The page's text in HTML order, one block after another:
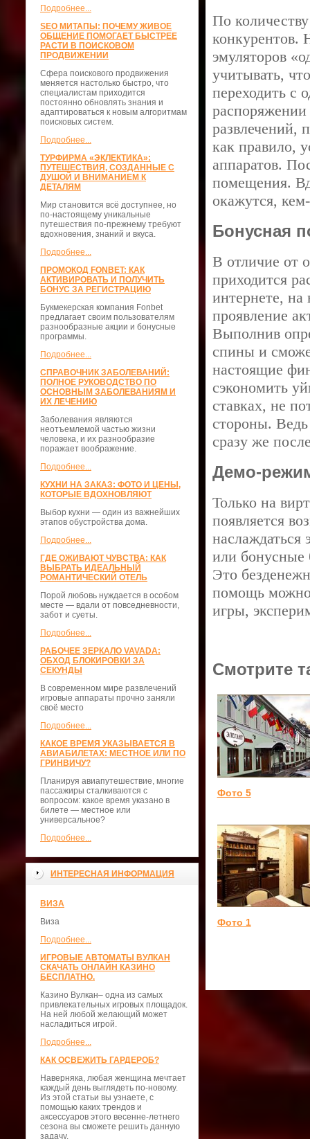
Подробнее...
SEO МИТАПЫ: ПОЧЕМУ ЖИВОЕ
ОБЩЕНИЕ ПОМОГАЕТ БЫСТРЕЕ
РАСТИ В ПОИСКОВОМ
ПРОДВИЖЕНИИ
Сфера поискового продвижения
меняется настолько быстро, что
специалистам приходится
постоянно обновлять знания и
адаптироваться к новым алгоритмам
поисковых систем.
Подробнее...
ТУРФИРМА «ЭКЛЕКТИКА»:
ПУТЕШЕСТВИЯ, СОЗДАННЫЕ С
ДУШОЙ И ВНИМАНИЕМ К
ДЕТАЛЯМ
Мир становится всё доступнее, но
по-настоящему уникальные
путешествия по-прежнему требуют
вдохновения, знаний и вкуса.
Подробнее...
ПРОМОКОД FONBET: КАК
АКТИВИРОВАТЬ И ПОЛУЧИТЬ
БОНУС ЗА РЕГИСТРАЦИЮ
Букмекерская компания Fonbet
предлагает своим пользователям
разнообразные акции и бонусные
программы.
Подробнее...
СПРАВОЧНИК ЗАБОЛЕВАНИЙ:
ПОЛНОЕ РУКОВОДСТВО ПО
ОСНОВНЫМ ЗАБОЛЕВАНИЯМ И
ИХ ЛЕЧЕНИЮ
Заболевания являются
неотъемлемой частью жизни
человека, и их разнообразие
поражает воображение.
Подробнее...
КУХНИ НА ЗАКАЗ: ФОТО И ЦЕНЫ,
КОТОРЫЕ ВДОХНОВЛЯЮТ
Выбор кухни — один из важнейших
этапов обустройства дома.
Подробнее...
ГДЕ ОЖИВАЮТ ЧУВСТВА: КАК
ВЫБРАТЬ ИДЕАЛЬНЫЙ
РОМАНТИЧЕСКИЙ ОТЕЛЬ
Порой любовь нуждается в особом
месте — вдали от повседневности,
забот и суеты.
Подробнее...
РАБОЧЕЕ ЗЕРКАЛО VAVADA:
ОБХОД БЛОКИРОВКИ ЗА
СЕКУНДЫ
В современном мире развлечений
игровые аппараты прочно заняли
своё место
Подробнее...
КАКОЕ ВРЕМЯ УКАЗЫВАЕТСЯ В
АВИАБИЛЕТАХ: МЕСТНОЕ ИЛИ ПО
ГРИНВИЧУ?
Планируя авиапутешествие, многие
пассажиры сталкиваются с
вопросом: какое время указано в
билете — местное или
универсальное?
Подробнее...
ИНТЕРЕСНАЯ ИНФОРМАЦИЯ
ВИЗА
Виза
Подробнее...
ИГРОВЫЕ АВТОМАТЫ ВУЛКАН
СКАЧАТЬ ОНЛАЙН КАЗИНО
БЕСПЛАТНО.
Казино Вулкан– одна из самых
привлекательных игровых площадок.
На ней любой желающий может
насладиться игрой.
Подробнее...
КАК ОСВЕЖИТЬ ГАРДЕРОБ?
Наверняка, любая женщина мечтает
каждый день выглядеть по-новому.
Из этой статьи вы узнаете, с
помощью каких трендов и
аксессуаров этого весенне-летнего
сезона вы сможете решить данную
задачу.
По
конкурентов.
эмуляторов
учитывать,
переходить с
распоряжении
развлечений,
как правило,
аппаратов.
помещения.
окажутся,
Бонусная
В отличие от
приходится
интернете, на
проявление
Выполнив
спины и
настоящие
сэкономить
ставках, не
стороны.
сразу же
Демо-
Только на
появляется
наслаждаться
или бонусные
Это
помощь можно
игры,
Смотрите
Фото 5
Фото 1